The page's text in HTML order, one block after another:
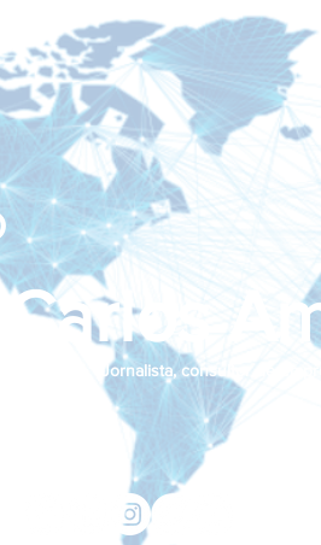
Carlos
Jornalista, consultor de